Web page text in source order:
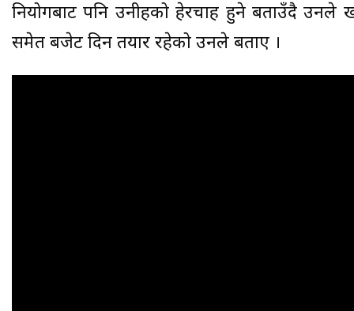
नियोगबाट पनि उनीहरुको हेरचाह हुने बताउँदै उनले
समेत बजेट दिन तयार रहेको उनले बताए ।